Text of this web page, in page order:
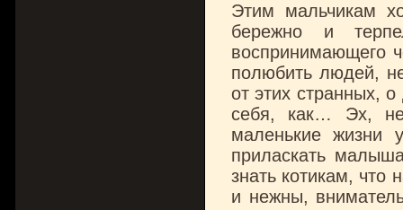
Этим мальчикам
бережно и
воспринимающего
полюбить людей,
от этих странных,
себя, как… Эх,
маленькие жизни
приласкать
знать котикам,
и нежны,